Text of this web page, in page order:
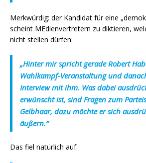
Merkwürdig: der Kandidat für eine
scheint MEdienvertretern zu diktieren,
nicht stellen dürfen:
„Hinter mir spricht geradeRobert
Wahlkampf-Veranstaltung und
Interview mit ihm. Was dabei
erwünscht ist, sind Fragen zum
Gelbhaar, dazu möchte er sich
äußern.“
Das fiel natürlich auf: